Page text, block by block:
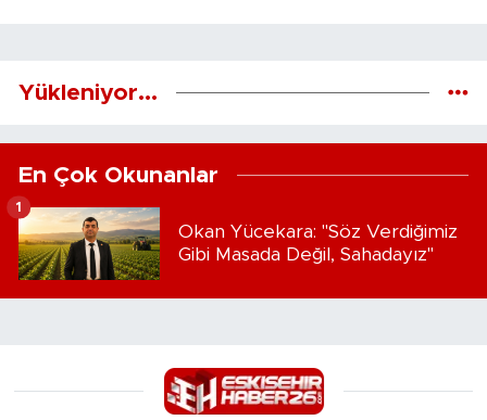
Yükleniyor...
En Çok Okunanlar
Okan Yücekara: "Söz Verdiğimiz
Gibi Masada Değil, Sahadayız"
1